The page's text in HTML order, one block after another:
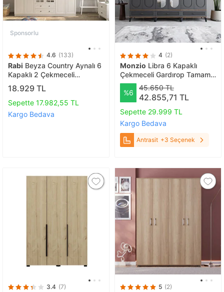
Sponsorlu
4.6 (133)
Rabi Beyza Country Aynalı 6
Kapaklı 2 Çekmeceli
Gardırop 210cm
18.929 TL
Sepette 17.982,55 TL
Kargo Bedava
4 (2)
Monzio Libra 6 Kapaklı
Çekmeceli Gardırop Tamamı
Mdf (antrasit) Antrasit
%6
45.650 TL
42.855,71 TL
Sepette 29.999 TL
Kargo Bedava
Antrasit +3 Seçenek
3.4 (7) 5 (2)